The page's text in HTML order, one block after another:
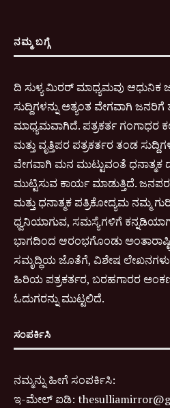
ನಮ್ಮ ಬಗ್ಗೆ
ದಿ ಸುಳ್ಯ ಮಿರರ್ ಮಾಧ್ಯಮವು ಆಧುನಿಕ
ಸುದ್ದಿಗಳನ್ನು ಅತ್ಯಂತ ವೇಗವಾಗಿ
ಮಾಧ್ಯಮವಾಗಿದೆ. ಪತ್ರಕರ್ತ ಗಂಗಾಧರ
ಮತ್ತು ವೃತ್ತಿಪರ ಪತ್ರಕರ್ತರ ತಂಡ
ವೇಗವಾಗಿ ಮನ ಮುಟ್ಟುವಂತೆ ಧನಾತ್ಮಕ
ಮುಟ್ಟಿಸುವ ಕಾರ್ಯ ಮಾಡುತ್ತಿದೆ.
ಮತ್ತು ಧನಾತ್ಮಕ ಪತ್ರಿಕೋದ್ಯಮ ನಮ್ಮ
ಧ್ವನಿಯಾಗುವ, ಸಮಸ್ಯೆಗಳಿಗೆ
ಭಾಗದಿಂದ ಆರಂಭಗೊಂಡು
ಸಮೃದ್ಧಿಯ ಜೊತೆಗೆ, ವಿಶೇಷ
ಹಿರಿಯ ಪತ್ರಕರ್ತರ, ಬರಹಗಾರರ
ಓದುಗರನ್ನು ಮುಟ್ಟಲಿದೆ.
ಸಂಪರ್ಕಿಸಿ
ನಮ್ಮನ್ನು ಹೀಗೆ ಸಂಪರ್ಕಿಸಿ:
ಇ-ಮೇಲ್ ಐಡಿ: